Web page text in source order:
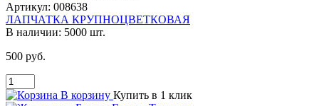
Артикул: 008638
ЛАПЧАТКА КРУПНОЦВЕТКОВАЯ
В наличии: 5000 шт.
500 руб.
В корзину Купить в 1 клик